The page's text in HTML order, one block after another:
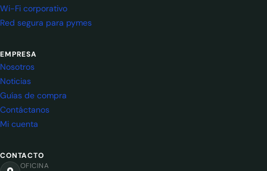
Wi-Fi corporativo
Red segura para pymes
EMPRESA
Nosotros
Noticias
Guías de compra
Contáctanos
Mi cuenta
CONTACTO
OFICINA